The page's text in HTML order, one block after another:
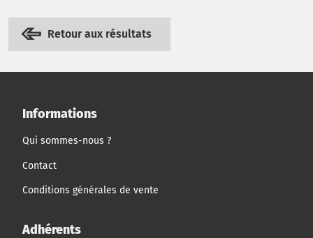
Retour aux résultats
Informations
Qui sommes-nous ?
Contact
Conditions générales de vente
Adhérents